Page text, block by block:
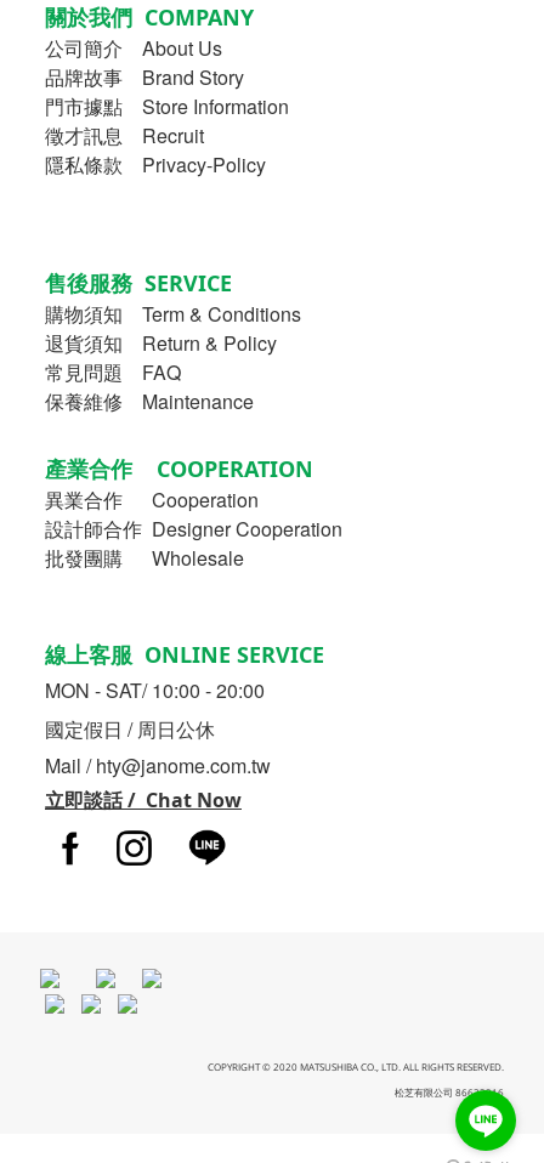
關於我們 COMPANY
公司簡介
About Us
品牌故事
Brand Story
門市據點 Store Information
徵才訊息 Recruit
隱私條款 Privacy-Policy
售後服務 SERVICE
購物須知
Term & Conditions
退貨須知 Return & Policy
常見問題 FAQ
保養維修 Maintenance
產業合作 COOPERATION
異業合作
Cooperation
設計師合作 Designer Cooperation
批發團購 Wholesale
線上客服 ONLINE SERVICE
MON - SAT/ 10:00 - 20:00
國定假日 / 周日公休
Mail / hty@janome.com.tw
立即談話 / Chat Now
COPYRIGHT © 2020 MATSUSHIBA CO., LTD. ALL RIGHTS RESERVED.
松芝有限公司 86633216